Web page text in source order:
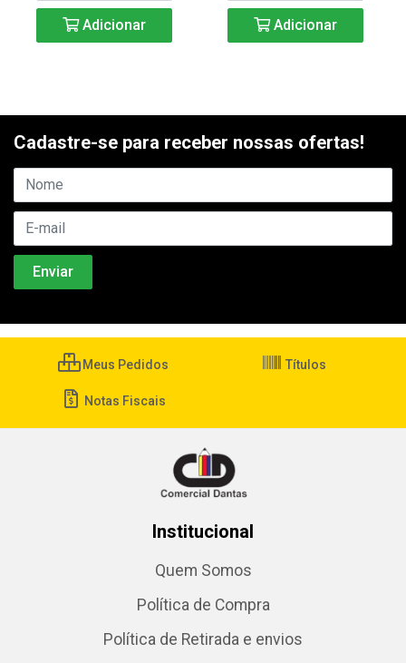
Adicionar Adicionar
Cadastre-se para receber nossas ofertas!
Meus Pedidos Títulos
Notas Fiscais
Institucional
Quem Somos
Política de Compra
Política de Retirada e envios